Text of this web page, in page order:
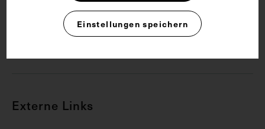
Externe Links
Einstellungen speichern